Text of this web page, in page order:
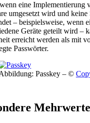
eine Implementierung
umgesetzt wird und keine
– beispielsweise, wenn
Geräte geteilt wird –
erreicht werden als mit
Passwörter.
Passkey – ©